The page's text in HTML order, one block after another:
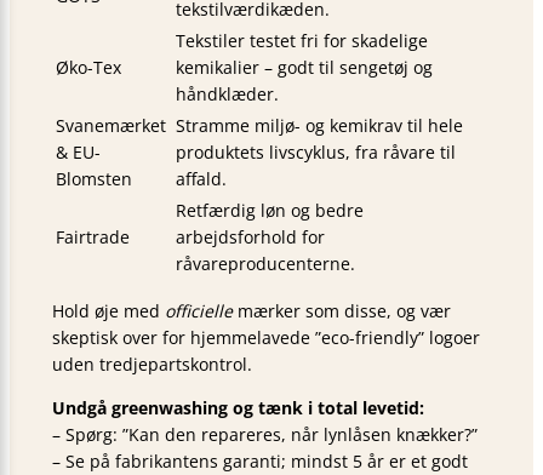
tekstil­værdikæden.
Øko-Tex
Tekstiler testet fri for skadelige
kemikalier – godt til sengetøj og
håndklæder.
Svanemærket
& EU-
Blomsten
Stramme miljø- og kemikrav til hele
produktets livscyklus, fra råvare til
affald.
Fairtrade
Retfærdig løn og bedre
arbejdsforhold for
råvareproducenterne.
Hold øje med officiellemærker som disse, og vær
skeptisk over for hjemmelavede ”eco-friendly” logoer
uden tredjeparts­kontrol.
Undgå greenwashing og tænk i total levetid:
– Spørg: ”Kan den repareres, når lynlåsen knækker?”
– Se på fabrikantens garanti; mindst 5 år er et godt